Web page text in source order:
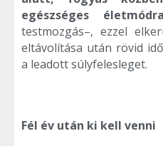
egészséges életmódra
testmozgás–, ezzel
eltávolítása után rövid
a leadott súlyfelesleget.
Fél év után ki kell venni